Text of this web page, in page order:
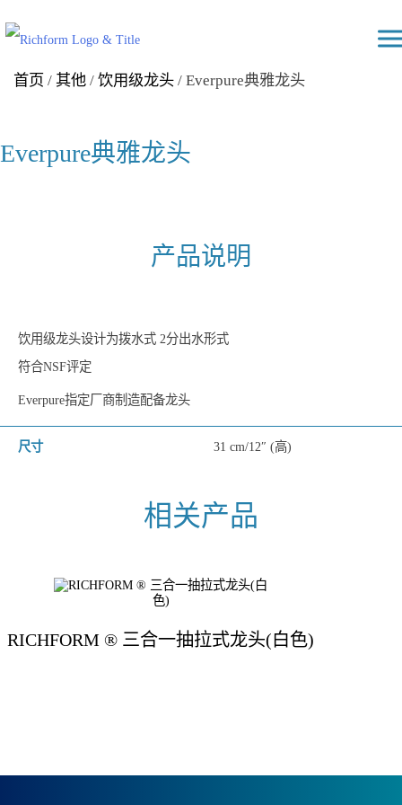
to
content
首页 / 其他 / 饮用级龙头 / Everpure典雅龙头
Everpure典雅龙头
产品说明
饮用级龙头设计为拨水式 2分出水形式
符合NSF评定
Everpure指定厂商制造配备龙头
尺寸 31 cm/12″ (高)
RICHFORM ® 三合一抽拉式龙头(白色)